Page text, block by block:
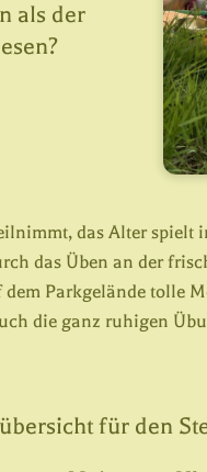
als der
das Alter
das Üben an der
Parkgelände tolle
die ganz ruhigen
für den